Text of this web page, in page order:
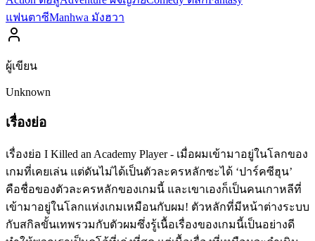
แฟนตาซีManhwa มังฮวา
ผู้เขียน
Unknown
เรื่องย่อ
เรื่องย่อ I Killed an Academy Player - เมื่อผมเข้ามาอยู่ในโลกของ
เกมที่เคยเล่น แต่ดันไม่ได้เป็นตัวละครหลักซะได้ ‘ปาร์คซีฮุน’
คือชื่อของตัวละครหลักของเกมนี้ และเขาเองก็เป็นคนเกาหลีที่
เข้ามาอยู่ในโลกแห่งเกมเหมือนกับผม! ตัวหลักที่มีหน้าต่างระบบ
กับสกิลขั้นเทพรวมกับตัวผมซึ่งรู้เนื้อเรื่องของเกมนี้เป็นอย่างดี